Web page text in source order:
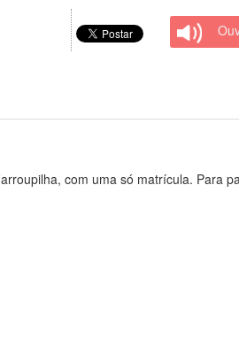
com uma só matrícula. Para